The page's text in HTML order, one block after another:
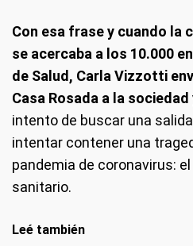
Con esa frase y cuando la
se acercaba a los 10.000
de Salud, Carla Vizzotti
Casa Rosada a la
intento de buscar una
intentar contener una
pandemia de coronavirus:
sanitario.
Leé también